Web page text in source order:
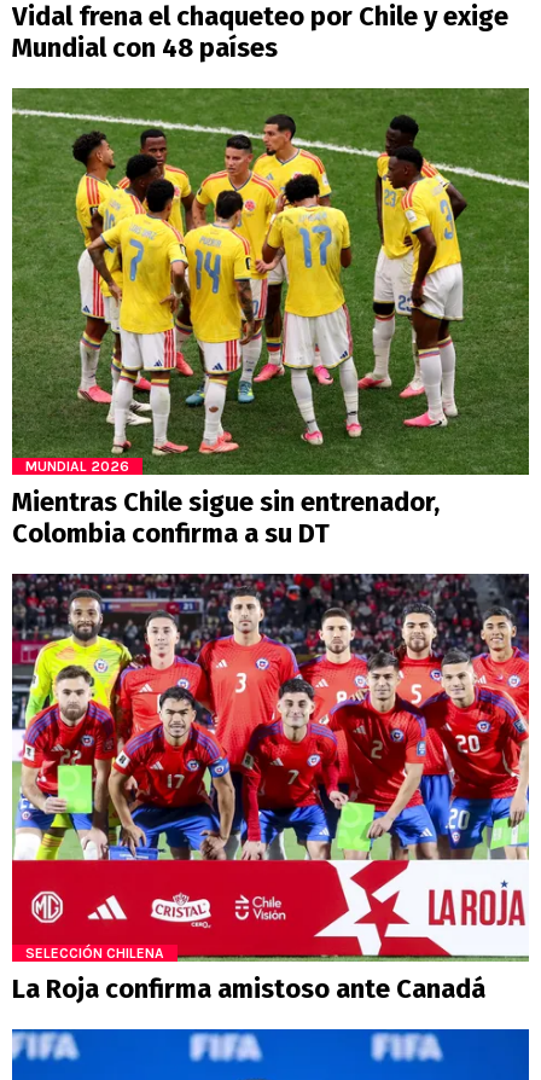
Vidal frena el chaqueteo por Chile y exige
Mundial con 48 países
MUNDIAL 2026
Mientras Chile sigue sin entrenador,
Colombia confirma a su DT
SELECCIÓN CHILENA
La Roja confirma amistoso ante Canadá